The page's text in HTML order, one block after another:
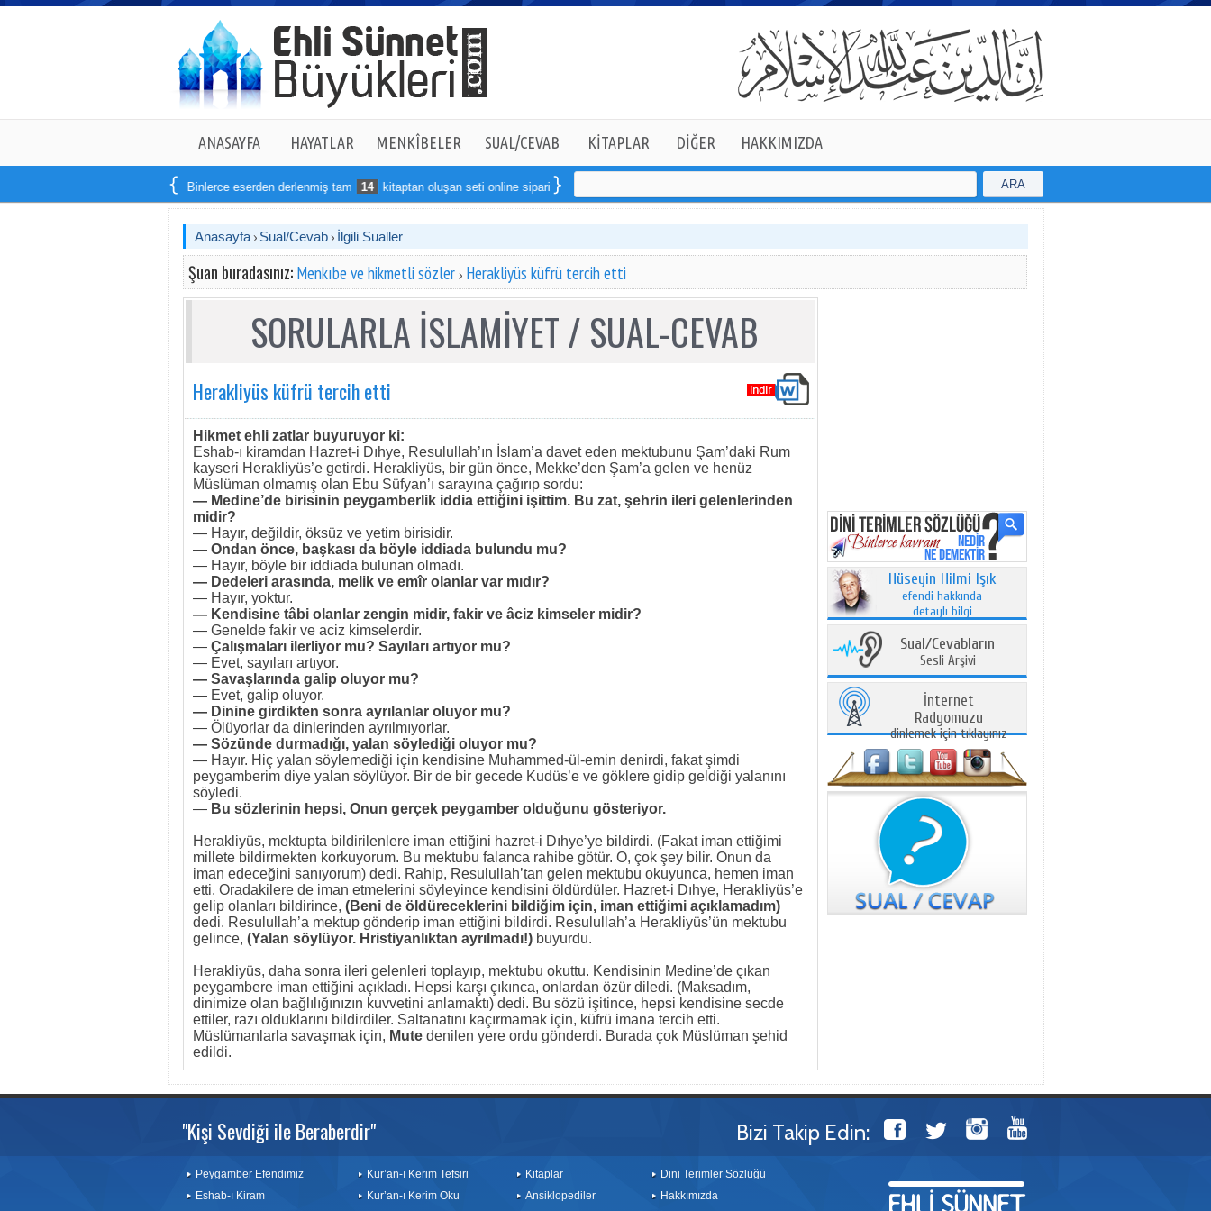
ANASAYFA HAYATLAR MENKÎBELER SUAL/CEVAB KİTAPLAR DİĞER HAKKIMIZDA
Binlerce eserden derlenmiş tam 14 kitaptan oluşan seti online sipariş verebilirsiniz ARA
Anasayfa Sual/Cevab İlgili Sualler
Şuan buradasınız: Menkıbe ve hikmetli sözler Herakliyüs küfrü tercih etti
SORULARLA İSLAMİYET / SUAL-CEVAB
Herakliyüs küfrü tercih etti
Hikmet ehli zatlar buyuruyor ki:
Eshab-ı kiramdan Hazret-i Dıhye, Resulullah’ın İslam’a davet eden mektubunu Şam’daki Rum
kayseri Herakliyüs’e getirdi. Herakliyüs, bir gün önce, Mekke’den Şam’a gelen ve henüz
Müslüman olmamış olan Ebu Süfyan’ı sarayına çağırıp sordu:
— Medine’de birisinin peygamberlik iddia ettiğini işittim. Bu zat, şehrin ileri gelenlerinden
midir?
— Hayır, değildir, öksüz ve yetim birisidir.
— Ondan önce, başkası da böyle iddiada bulundu mu?
— Hayır, böyle bir iddiada bulunan olmadı.
— Dedeleri arasında, melik ve emîr olanlar var mıdır?
— Hayır, yoktur.
— Kendisine tâbi olanlar zengin midir, fakir ve âciz kimseler midir?
— Genelde fakir ve aciz kimselerdir.
— Çalışmaları ilerliyor mu? Sayıları artıyor mu?
— Evet, sayıları artıyor.
— Savaşlarında galip oluyor mu?
— Evet, galip oluyor.
— Dinine girdikten sonra ayrılanlar oluyor mu?
— Ölüyorlar da dinlerinden ayrılmıyorlar.
— Sözünde durmadığı, yalan söylediği oluyor mu?
— Hayır. Hiç yalan söylemediği için kendisine Muhammed-ül-emin denirdi, fakat şimdi
peygamberim diye yalan söylüyor. Bir de bir gecede Kudüs’e ve göklere gidip geldiği yalanını
söyledi.
— Bu sözlerinin hepsi, Onun gerçek peygamber olduğunu gösteriyor.
Herakliyüs, mektupta bildirilenlere iman ettiğini hazret-i Dıhye’ye bildirdi. (Fakat iman ettiğimi
millete bildirmekten korkuyorum. Bu mektubu falanca rahibe götür. O, çok şey bilir. Onun da
iman edeceğini sanıyorum) dedi. Rahip, Resulullah’tan gelen mektubu okuyunca, hemen iman
etti. Oradakilere de iman etmelerini söyleyince kendisini öldürdüler. Hazret-i Dıhye, Herakliyüs’e
gelip olanları bildirince, (Beni de öldüreceklerini bildiğim için, iman ettiğimi açıklamadım)
dedi. Resulullah’a mektup gönderip iman ettiğini bildirdi. Resulullah’a Herakliyüs’ün mektubu
gelince, (Yalan söylüyor. Hristiyanlıktan ayrılmadı!) buyurdu.
Herakliyüs, daha sonra ileri gelenleri toplayıp, mektubu okuttu. Kendisinin Medine’de çıkan
peygambere iman ettiğini açıkladı. Hepsi karşı çıkınca, onlardan özür diledi. (Maksadım,
dinimize olan bağlılığınızın kuvvetini anlamaktı) dedi. Bu sözü işitince, hepsi kendisine secde
ettiler, razı olduklarını bildirdiler. Saltanatını kaçırmamak için, küfrü imana tercih etti.
Müslümanlarla savaşmak için, Mute denilen yere ordu gönderdi. Burada çok Müslüman şehid
edildi.
Hüseyin Hilmi Işık
efendi hakkında
detaylı bilgi
Sual/Cevabların
Sesli Arşivi
İnternet
Radyomuzu
dinlemek için tıklayınız
"Kişi Sevdiği ile Beraberdir" Bizi Takip Edin:
Peygamber Efendimiz
Eshab-ı Kiram
Kur’an-ı Kerim Tefsiri
Kur’an-ı Kerim Oku
Kitaplar
Ansiklopediler
Dini Terimler Sözlüğü
Hakkımızda